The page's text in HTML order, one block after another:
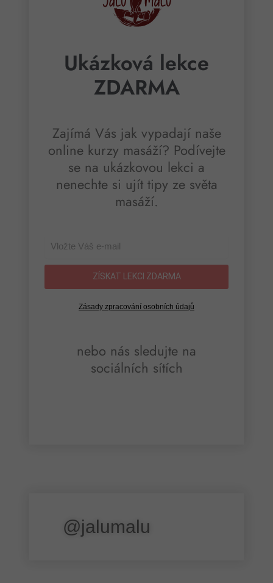
Ukázková lekce
ZDARMA
Zajímá Vás jak vypadají naše
online kurzy masáží? Podívejte
se na ukázkovou lekci a
nenechte si ujít tipy ze světa
masáží.
ZÍSKAT LEKCI ZDARMA
Zásady zpracování osobních údajů
nebo nás sledujte na
sociálních sítích
@jalumalu